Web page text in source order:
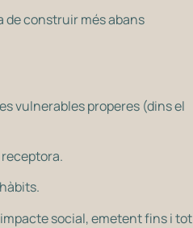
de construir més abans
vulnerables properes (dins el
social, emetent fins i tot